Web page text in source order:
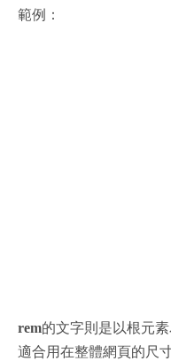
範例：
rem的文字則是以根元
適合用在整體網頁的尺